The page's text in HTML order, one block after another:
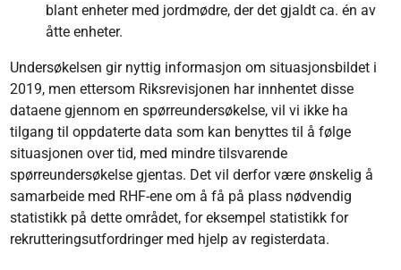
blant enheter med jordmødre, der det gjaldt ca. én av
åtte enheter.
Undersøkelsen gir nyttig informasjon om situasjonsbildet i
2019, men ettersom Riksrevisjonen har innhentet disse
dataene gjennom en spørreundersøkelse, vil vi ikke ha
tilgang til oppdaterte data som kan benyttes til å følge
situasjonen over tid, med mindre tilsvarende
spørreundersøkelse gjentas. Det vil derfor være ønskelig å
samarbeide med RHF-ene om å få på plass nødvendig
statistikk på dette området, for eksempel statistikk for
rekrutteringsutfordringer med hjelp av registerdata.